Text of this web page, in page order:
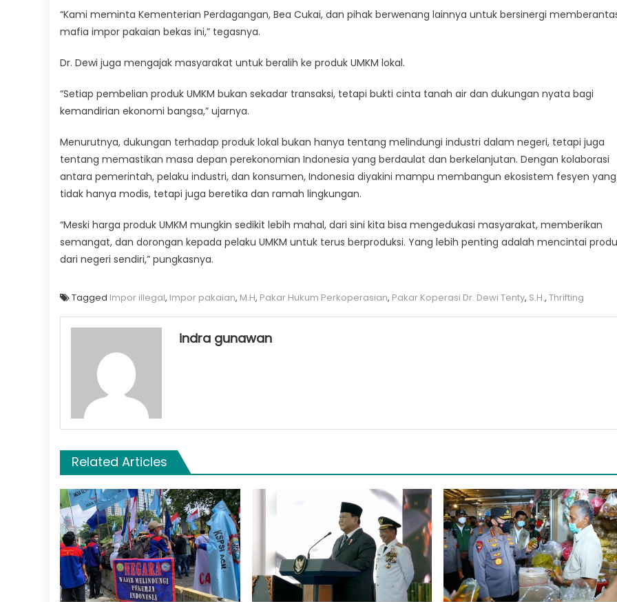
“Kami meminta Kementerian Perdagangan, Bea Cukai, dan pihak berwenang lainnya untuk bersinergi
mafia impor pakaian bekas ini,” tegasnya.
Dr. Dewi juga mengajak masyarakat untuk beralih ke produk UMKM lokal.
“Setiap pembelian produk UMKM bukan sekadar transaksi, tetapi bukti cinta tanah air dan dukungan nyata bagi
kemandirian ekonomi bangsa,” ujarnya.
Menurutnya, dukungan terhadap produk lokal bukan hanya tentang melindungi industri dalam negeri, tetapi juga
tentang memastikan masa depan perekonomian Indonesia yang berdaulat dan berkelanjutan. Dengan kolaborasi
antara pemerintah, pelaku industri, dan konsumen, Indonesia diyakini mampu membangun ekosistem fesyen yang
tidak hanya modis, tetapi juga beretika dan ramah lingkungan.
“Meski harga produk UMKM mungkin sedikit lebih mahal, dari sini kita bisa mengedukasi masyarakat, memberikan
semangat, dan dorongan kepada pelaku UMKM untuk terus berproduksi. Yang lebih penting adalah mencintai
dari negeri sendiri,” pungkasnya.
Tagged Impor illegal, Impor pakaian, M.H, Pakar Hukum Perkoperasian, Pakar Koperasi Dr. Dewi Tenty, S.H., Thrifting
indra gunawan
Related Articles